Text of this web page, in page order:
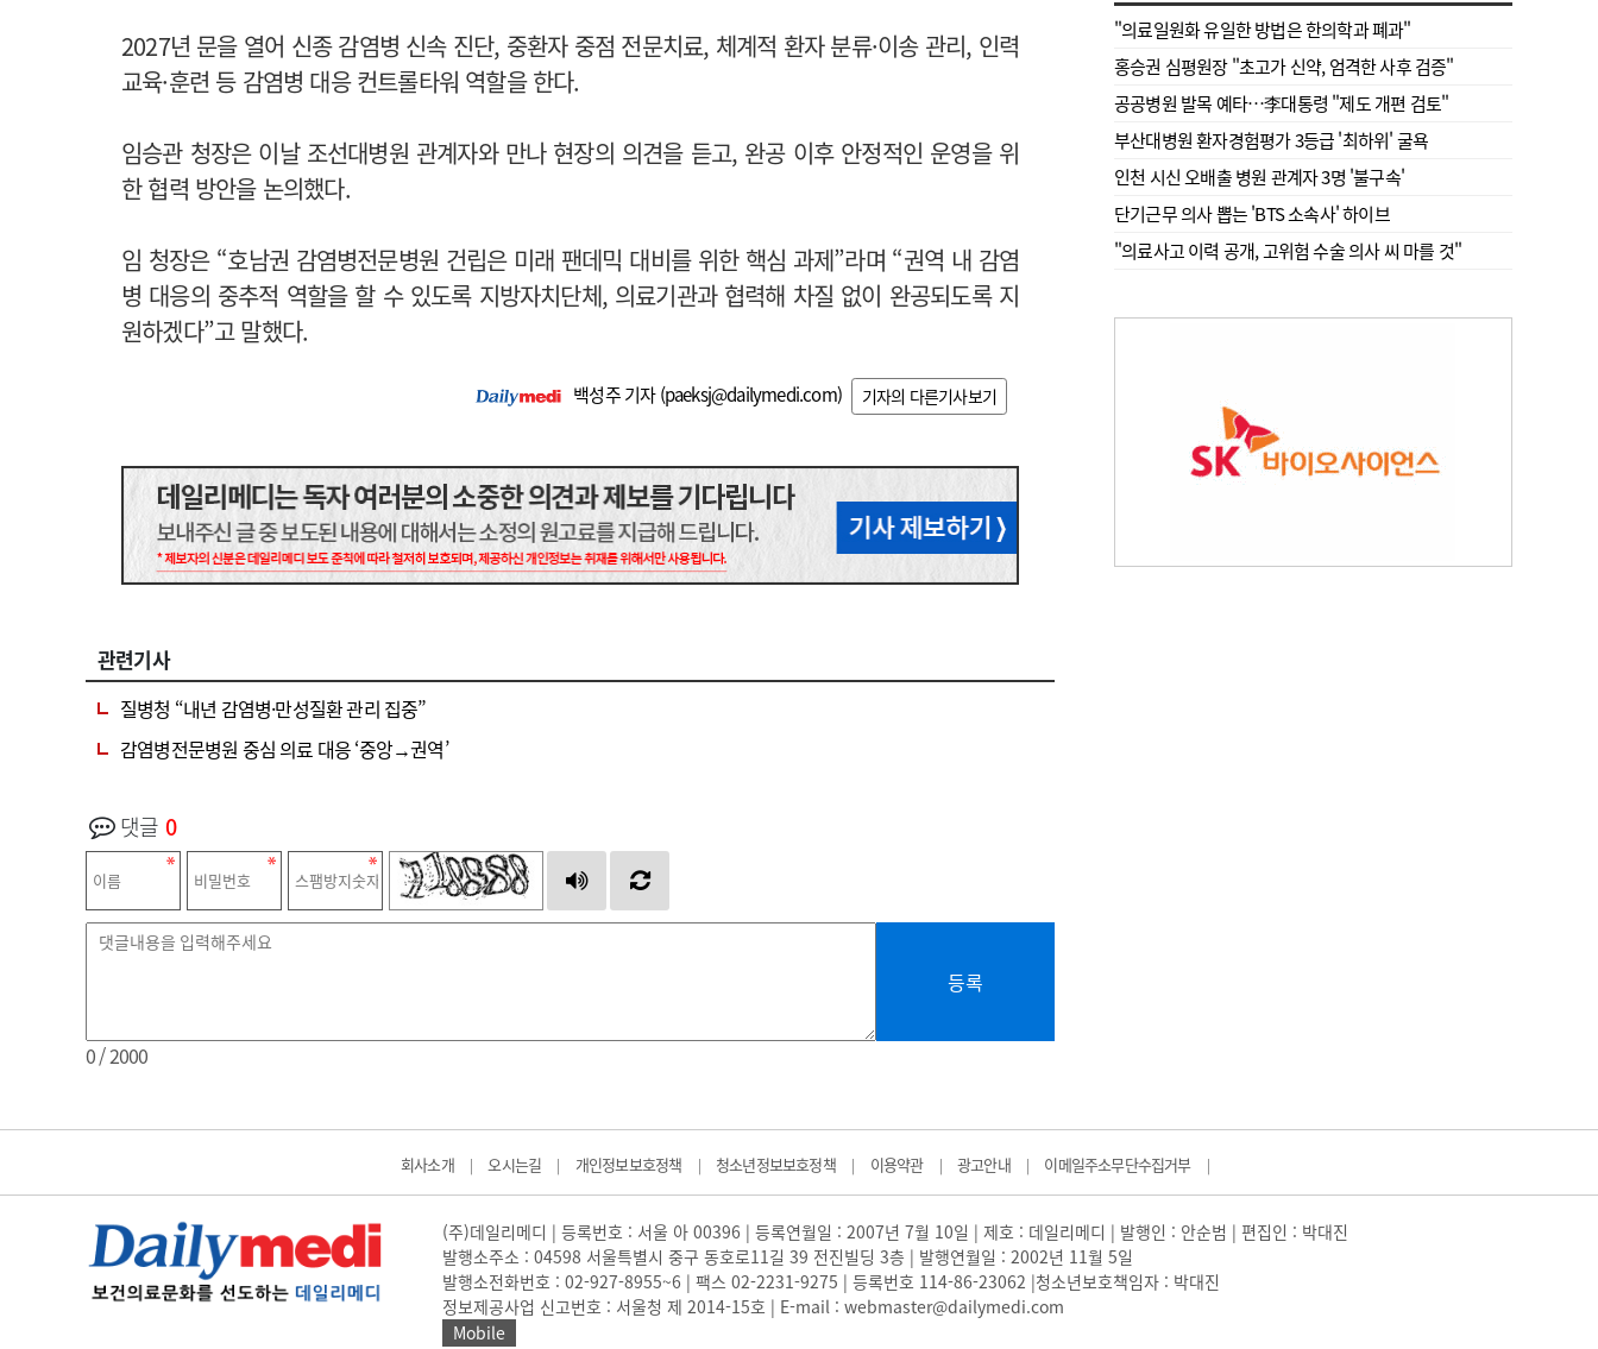
2027년 문을 열어 신종 감염병 신속 진단, 중환자 중점 전문치료, 체계적 환자 분류·이송 관리, 인력
교육·훈련 등 감염병 대응 컨트롤타워 역할을 한다.
임승관 청장은 이날 조선대병원 관계자와 만나 현장의 의견을 듣고, 완공 이후 안정적인 운영을 위
한 협력 방안을 논의했다.
임 청장은 “호남권 감염병전문병원 건립은 미래 팬데믹 대비를 위한 핵심 과제”라며 “권역 내 감염
병 대응의 중추적 역할을 할 수 있도록 지방자치단체, 의료기관과 협력해 차질 없이 완공되도록 지
원하겠다”고 말했다.
백성주 기자 (paeksj@dailymedi.com) 기자의 다른기사보기
관련기사
질병청 “내년 감염병·만성질환 관리 집중”
감염병전문병원 중심 의료 대응 ‘중앙→권역’
댓글 0
등록
0/ 2000
"의료일원화 유일한 방법은 한의학과 폐과"
홍승권 심평원장 " 초고가 신약, 엄격한 사후 검증"
공공병원 발목 예타…李대통령 "제도 개편 검토"
부산대병원 환자경험평가 3등급 '최하위' 굴욕
인천 시신 오배출 병원 관계자 3명 '불구속'
단기근무 의사 뽑는 'BTS 소속사' 하이브
"의료사고 이력 공개, 고위험 수술 의사 씨 마를 것"
회사소개 | 오시는길 | 개인정보보호정책 | 청소년정보보호정책 | 이용약관 | 광고안내 | 이메일주소무단수집거부 |
(주)데일리메디 | 등록번호 : 서울 아 00396 | 등록연월일 : 2007년 7월 10일 | 제호 : 데일리메디 | 발행인 : 안순범 | 편집인 : 박대진
발행소주소 : 04598 서울특별시 중구 동호로11길 39 전진빌딩 3층 | 발행연월일 : 2002년 11월 5일
발행소전화번호 : 02-927-8955~6 | 팩스 02-2231-9275 | 등록번호 114-86-23062 |청소년보호책임자 : 박대진
정보제공사업 신고번호 : 서울청 제 2014-15호 | E-mail : webmaster@dailymedi.com
Mobile